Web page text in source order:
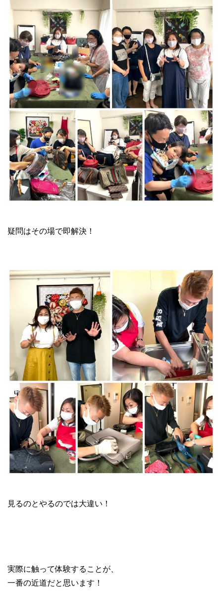
疑問はその場で即解決！
見るのとやるのでは大違い！
実際に触って体験することが、
一番の近道だと思います！